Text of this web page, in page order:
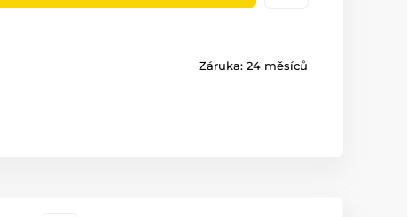
Záruka: 24 měsíců